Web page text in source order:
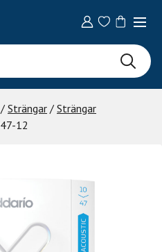
/ Strängar / Strängar
12